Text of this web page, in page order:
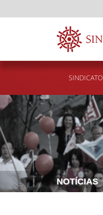
SINDICATO
NOTÍCIAS